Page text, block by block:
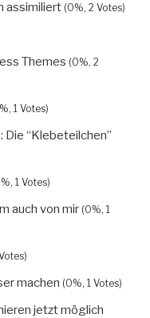
assimiliert (0%, 2 Votes)
Themes (0%, 2
1 Votes)
Die “Klebeteilchen”
1 Votes)
auch von mir (0%, 1
machen (0%, 1 Votes)
jetzt möglich